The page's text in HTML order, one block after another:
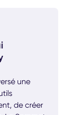
une
de créer